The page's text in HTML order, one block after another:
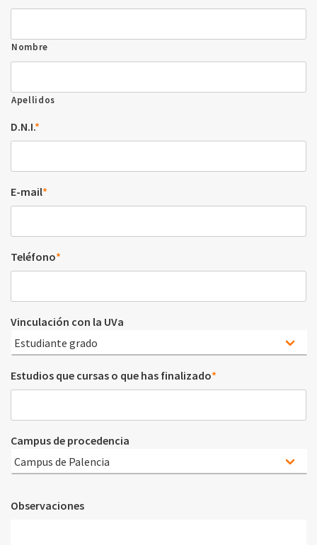
Nombre
Apellidos
D.N.I.*
E-mail*
Teléfono*
Vinculación con la UVa
Estudios que cursas o que has finalizado*
Campus de procedencia
Observaciones